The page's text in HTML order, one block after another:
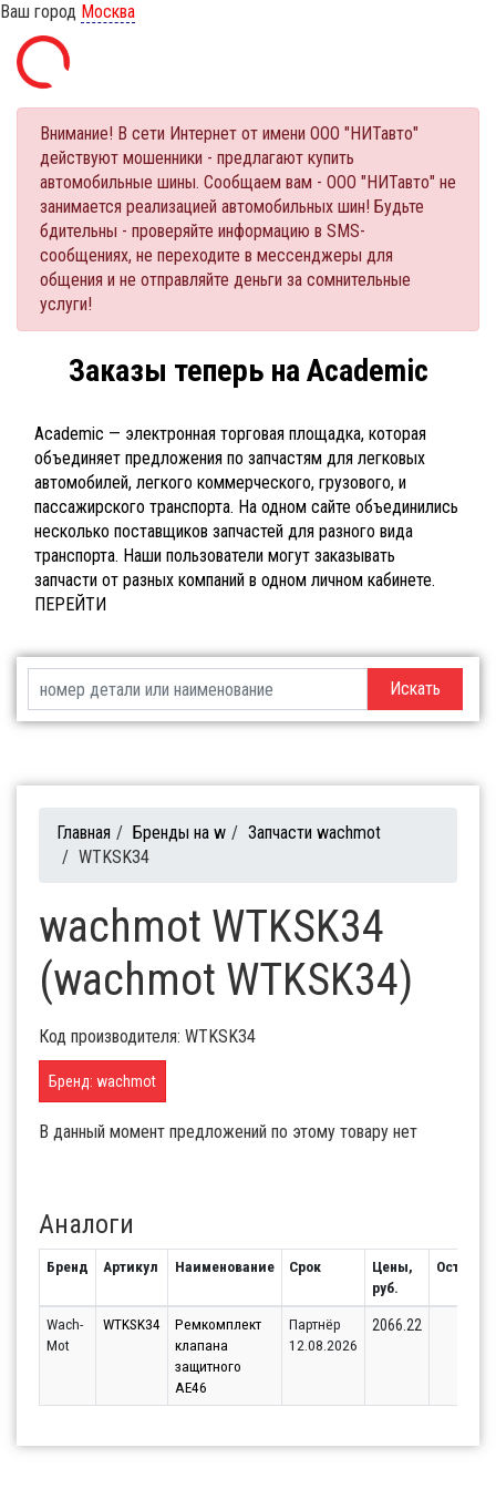
Ваш город Москва
Внимание! В сети Интернет от имени ООО "НИТавто"
действуют мошенники - предлагают купить
автомобильные шины. Сообщаем вам - ООО "НИТавто" не
занимается реализацией автомобильных шин! Будьте
бдительны - проверяйте информацию в SMS-
сообщениях, не переходите в мессенджеры для
общения и не отправляйте деньги за сомнительные
услуги!
Заказы теперь на Academic
Academic — электронная торговая площадка, которая
объединяет предложения по запчастям для легковых
автомобилей, легкого коммерческого, грузового, и
пассажирского транспорта. На одном сайте объединились
несколько поставщиков запчастей для разного вида
транспорта. Наши пользователи могут заказывать
запчасти от разных компаний в одном личном кабинете.
ПЕРЕЙТИ
Искать
Главная / Бренды на w / Запчасти wachmot
/ WTKSK34
wachmot WTKSK34
(wachmot WTKSK34)
Код производителя: WTKSK34
Бренд: wachmot
В данный момент предложений по этому товару нет
Аналоги
Бренд Артикул Наименование Срок
Цены,
руб.
Остаток
Wach-
Mot
WTKSK34
Ремкомплект
клапана
защитного
AE46
Партнёр
12.08.2026
2066.22